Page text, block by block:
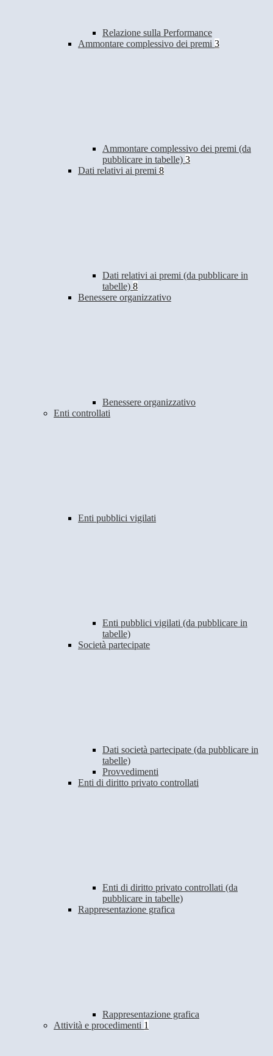
Relazione sulla Performance
Ammontare complessivo dei premi 3
Ammontare complessivo dei premi (da
pubblicare in tabelle) 3
Dati relativi ai premi 8
Dati relativi ai premi (da pubblicare in
tabelle) 8
Benessere organizzativo
Benessere organizzativo
Enti controllati
Enti pubblici vigilati
Enti pubblici vigilati (da pubblicare in
tabelle)
Società partecipate
Dati società partecipate (da pubblicare in
tabelle)
Provvedimenti
Enti di diritto privato controllati
Enti di diritto privato controllati (da
pubblicare in tabelle)
Rappresentazione grafica
Rappresentazione grafica
Attività e procedimenti 1